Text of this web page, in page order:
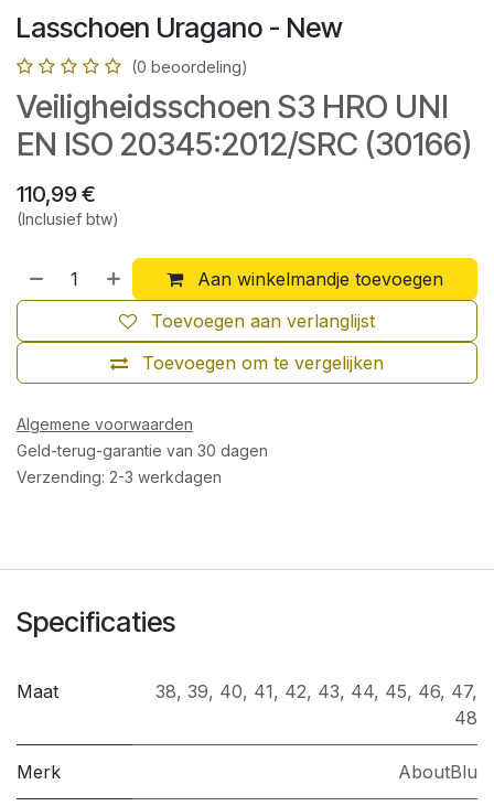
Lasschoen Uragano - New
(0 beoordeling)
Veiligheidsschoen S3 HRO UNI
EN ISO 20345:2012/SRC (30166)
110,99€
(Inclusief btw)
Aan winkelmandje toevoegen
Toevoegen om te vergelijken
Toevoegen aan verlanglijst
Algemene voorwaarden
Geld-terug-garantie van 30 dagen
Verzending: 2-3 werkdagen
Specificaties
Maat 38, 39, 40, 41, 42, 43, 44, 45, 46, 47,
48
Merk AboutBlu